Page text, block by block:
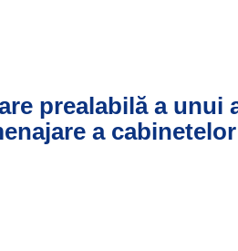
prealabilă a unui
a